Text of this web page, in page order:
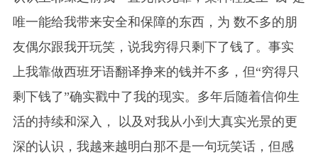
唯一能给我带来安全和保障的东西，为 数不多的朋
友偶尔跟我开玩笑，说我穷得只剩下了钱了。事实
上我靠做西班牙语翻译挣来的钱并不多，但“穷得只
剩下钱了”确实戳中了我的现实。多年后随着信仰生
活的持续和深入， 以及对我从小到大真实光景的更
深的认识，我越来越明白那不是一句玩笑话，但感